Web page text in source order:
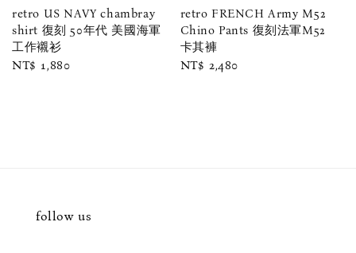
retro US NAVY chambray
shirt 復刻 50年代 美國海軍
工作襯衫
Regular
NT$ 1,880
retro FRENCH Army M52
Chino Pants 復刻法軍M52
卡其褲
Regular
NT$ 2,480
follow us